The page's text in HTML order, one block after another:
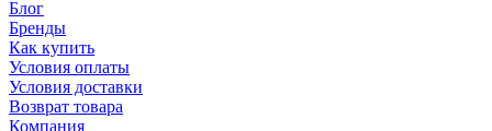
Блог
Бренды
Как купить
Условия оплаты
Условия доставки
Возврат товара
Компания